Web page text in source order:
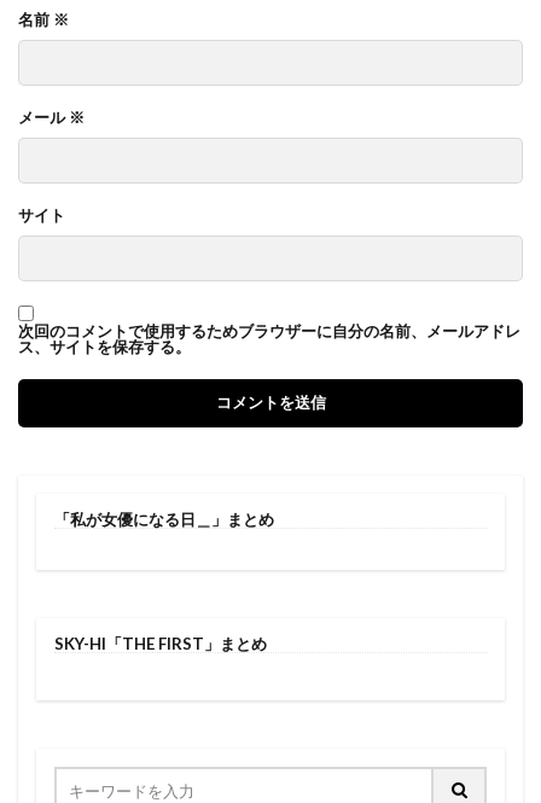
名前 ※
メール ※
サイト
次回のコメントで使用するためブラウザーに自分の名前、メールアドレ
ス、サイトを保存する。
「私が女優になる日＿」まとめ
SKY-HI「THE FIRST」まとめ